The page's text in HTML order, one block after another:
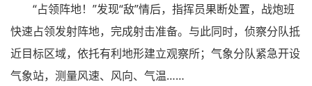
“占领阵地！”发现“敌”情后，指挥员果断处置，战炮班
快速占领发射阵地，完成射击准备。与此同时，侦察分队抵
近目标区域，依托有利地形建立观察所；气象分队紧急开设
气象站，测量风速、风向、气温……